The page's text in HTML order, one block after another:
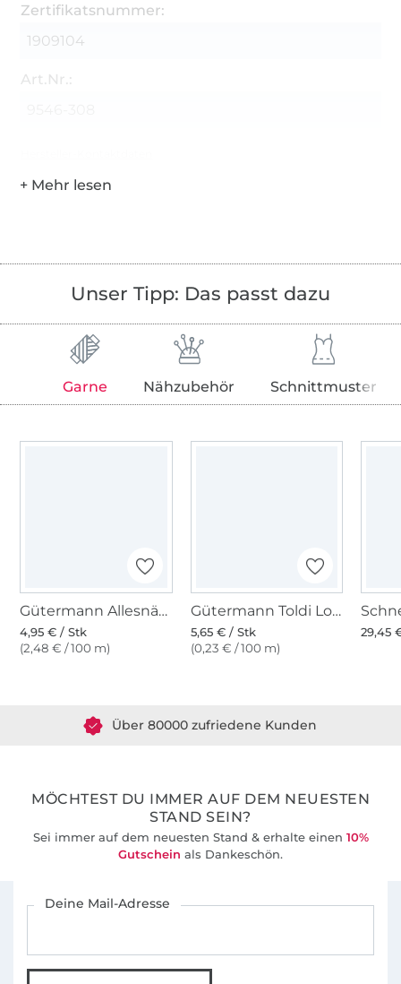
Zertifikatsnummer:
1909104
Art.Nr.:
Unser Tipp: Das passt dazu
Garne Nähzubehör Schnittmuster
Gütermann Allesnäher (339) marine
4,95 € / Stk
(2,48 € / 100 m)
Gütermann Toldi Lock dunkelblau
5,65 € / Stk
(0,23 € / 100 m)
29,45
MÖCHTEST DU IMMER AUF DEM NEUESTEN
STAND SEIN?
Sei immer auf dem neuesten Stand & erhalte einen 10%
Gutschein als Dankeschön.
Deine Mail-Adresse